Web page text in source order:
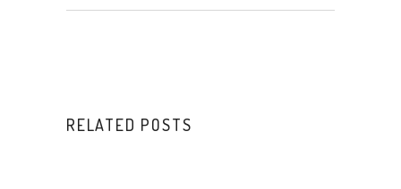
RELATED POSTS